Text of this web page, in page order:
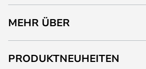
MEHR ÜBER
PRODUKTNEUHEITEN